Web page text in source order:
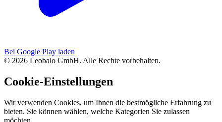
Bei Google Play laden
© 2026 Leobalo GmbH. Alle Rechte vorbehalten.
Cookie-Einstellungen
Wir verwenden Cookies, um Ihnen die bestmögliche Erfahrung zu
bieten. Sie können wählen, welche Kategorien Sie zulassen